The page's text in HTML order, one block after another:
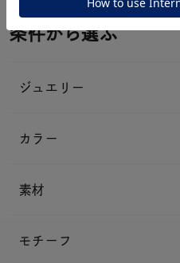
条件から選ぶ
ジュエリー
カラー
素材
モチーフ